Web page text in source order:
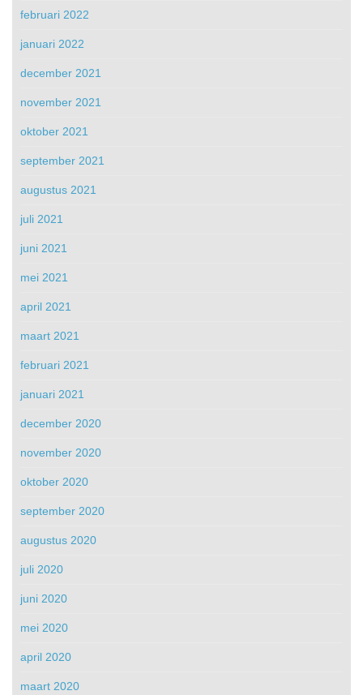
februari 2022
januari 2022
december 2021
november 2021
oktober 2021
september 2021
augustus 2021
juli 2021
juni 2021
mei 2021
april 2021
maart 2021
februari 2021
januari 2021
december 2020
november 2020
oktober 2020
september 2020
augustus 2020
juli 2020
juni 2020
mei 2020
april 2020
maart 2020